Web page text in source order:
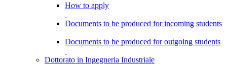
How to apply
Documents to be produced for incoming students
Documents to be produced for outgoing students
Dottorato in Ingegneria Industriale